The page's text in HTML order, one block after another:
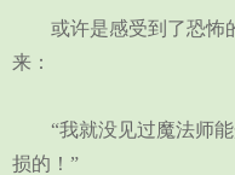
或许是感受到了恐怖的
来：
“我就没见过魔法师能
损的！”